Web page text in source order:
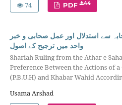
74
PDF 44
سے استدلال اور عمل صحابی و خبر
واحد میں ترجیح کے اصول
Shariah Ruling from the Athar e
Preference Between the Actions of
(P.B.U.H) and Khabar Wahid
Usama Arshad